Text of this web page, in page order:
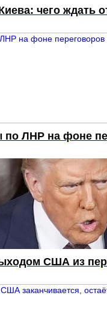
чего ждать
по ЛНР на фоне
США из